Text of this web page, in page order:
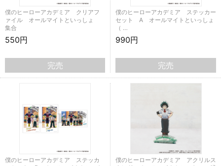
僕のヒーローアカデミア クリアフ
ァイル オールマイトといっしょ
集合
550円
完売
僕のヒーローアカデミア ステッカー
セット A オールマイトといっしょ
（ …
990円
完売
僕のヒーローアカデミア ステッカ
僕のヒーローアカデミア アクリルス